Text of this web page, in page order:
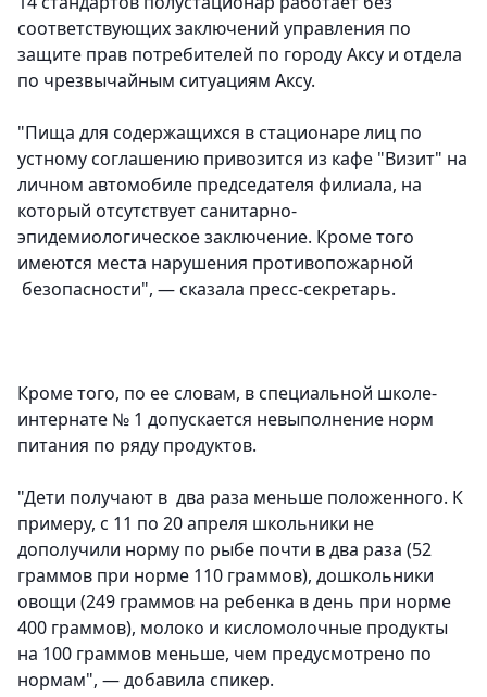
соответствующих заключений управления по
защите прав потребителей по городу Аксу и отдела
по чрезвычайным ситуациям Аксу.
"Пища для содержащихся в стационаре лиц по
устному соглашению привозится из кафе "Визит" на
личном автомобиле председателя филиала, на
который отсутствует санитарно-
эпидемиологическое заключение. Кроме того
имеются места нарушения противопожарной
безопасности", — сказала пресс-секретарь.
Кроме того, по ее словам, в специальной школе-
интернате № 1 допускается невыполнение норм
питания по ряду продуктов.
"Дети получают в два раза меньше положенного. К
примеру, с 11 по 20 апреля школьники не
дополучили норму по рыбе почти в два раза (52
граммов при норме 110 граммов), дошкольники
овощи (249 граммов на ребенка в день при норме
400 граммов), молоко и кисломолочные продукты
на 100 граммов меньше, чем предусмотрено по
нормам", — добавила спикер.